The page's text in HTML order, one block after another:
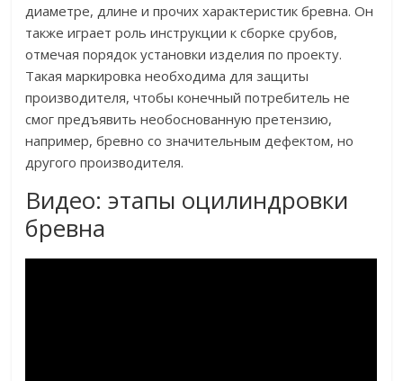
диаметре, длине и прочих характеристик бревна. Он
также играет роль инструкции к сборке срубов,
отмечая порядок установки изделия по проекту.
Такая маркировка необходима для защиты
производителя, чтобы конечный потребитель не
смог предъявить необоснованную претензию,
например, бревно со значительным дефектом, но
другого производителя.
Видео: этапы оцилиндровки
бревна